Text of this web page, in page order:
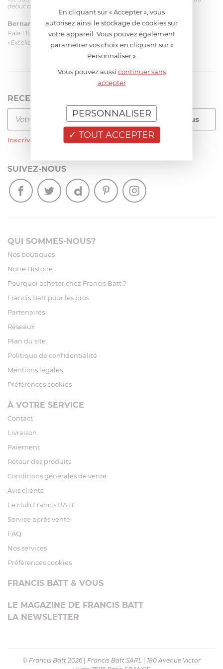
début mais ça le fait. La livraison a été très rapide. ...»
Bernard le 23/06/2026 à 09:43
Pale 1.1L pour Glacier Magimix 11031/121/123/124
«Excellent: produit et livraison»
RECEVEZ LA NEWSLETTER
Inscrivez-vous à notre newsletter
SUIVEZ-NOUS
QUI SOMMES-NOUS?
Nos boutiques
Notre Histoire
Pourquoi acheter chez Francis Batt ?
Francis Batt pour les pros
Partenaires
Réseaux
Plan du site
Politique de confidentialité
Mentions légales
Préférences cookies
À VOTRE SERVICE
Contact
Livraison
Paiement
Retour des produits
Conditions générales de vente
Avis clients
Le club Francis BATT
Service après vente
FAQ
Nos services
Préférences cookies
FRANCIS BATT & VOUS
LE MAGAZINE DE FRANCIS BATT
LA NEWSLETTER
© Francis Batt 2026 Francis Batt SARL
180 Avenue Victor
En cliquant sur « Accepter », vous
autorisez ainsi le stockage de cookies sur
votre appareil. Vous pouvez également
paramétrer vos choix en cliquant sur «
Personnaliser »
Vous pouvez aussi continuer sans
accepter
TOUT ACCEPTER
PERSONNALISER